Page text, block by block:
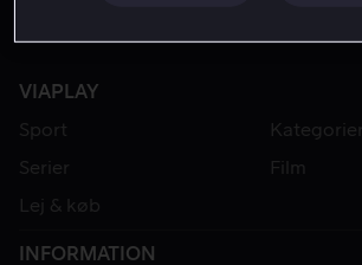
VIAPLAY
Sport
Kategorier
Serier
Film
Lej & køb
INFORMATION